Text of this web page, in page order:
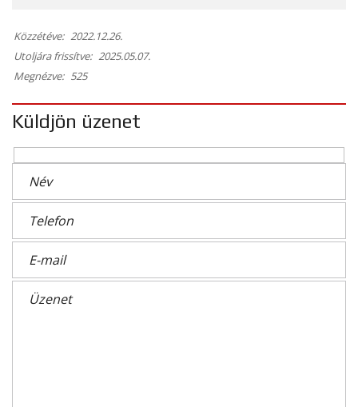
Közzétéve: 2022.12.26.
Utoljára frissítve: 2025.05.07.
Megnézve: 525
Küldjön üzenet